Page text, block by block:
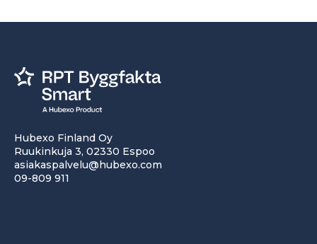
Hubexo Finland Oy
Ruukinkuja 3, 02330 Espoo
asiakaspalvelu@hubexo.com
09-809 911